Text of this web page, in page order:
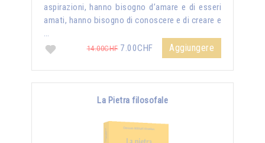
aspirazioni, hanno bisogno d’amare e di esseri
amati, hanno bisogno di conoscere e di creare e
…
14.00CHF7.00CHF Aggiungere
La Pietra filosofale